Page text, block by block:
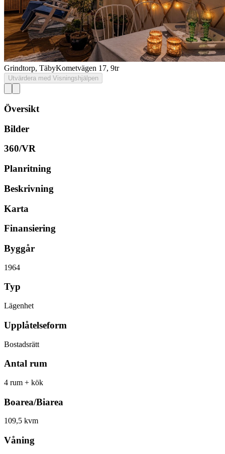
Grindtorp, TäbyKometvägen 17, 9tr
Utvärdera med Visningshjälpen
Översikt
Bilder
360/VR
Planritning
Beskrivning
Karta
Finansiering
Byggår
1964
Typ
Lägenhet
Upplåtelseform
Bostadsrätt
Antal rum
4 rum + kök
Boarea/Biarea
109,5 kvm
Våning